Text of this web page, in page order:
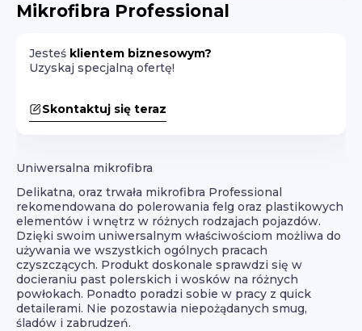
Mikrofibra Professional
Jesteś klientem biznesowym?
Uzyskaj specjalną ofertę!
Skontaktuj się teraz
Uniwersalna mikrofibra
Delikatna, oraz trwała mikrofibra Professional
rekomendowana do polerowania felg oraz plastikowych
elementów i wnętrz w różnych rodzajach pojazdów.
Dzięki swoim uniwersalnym właściwościom możliwa do
używania we wszystkich ogólnych pracach
czyszczących. Produkt doskonale sprawdzi się w
docieraniu past polerskich i wosków na różnych
powłokach. Ponadto poradzi sobie w pracy z quick
detailerami. Nie pozostawia niepożądanych smug,
śladów i zabrudzeń.